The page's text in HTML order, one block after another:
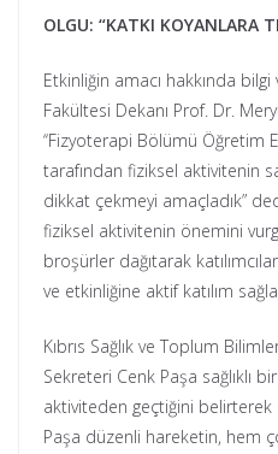
OLGU: “KATKI KOYANLARA
Etkinliğin amacı hakkında bilgi
Fakültesi Dekanı Prof. Dr.
‘‘Fizyoterapi Bölümü Öğretim
tarafından fiziksel aktivitenin
dikkat çekmeyi amaçladık”
fiziksel aktivitenin önemini
broşürler dağıtarak
ve etkinliğine aktif katılım
Kıbrıs Sağlık ve Toplum
Sekreteri Cenk Paşa sağlıklı
aktiviteden geçtiğini belirterek
Paşa düzenli hareketin, hem